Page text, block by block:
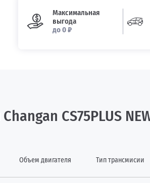
Максимальная
выгода
до 0 ₽
CS75PLUS
Объем двигателя Тип трансмисии